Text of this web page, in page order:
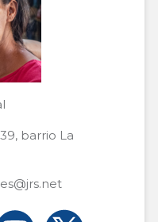
barrio La